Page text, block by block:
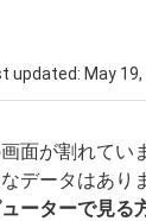
updated: May
面が割れてい
データはあり
ーターで見る